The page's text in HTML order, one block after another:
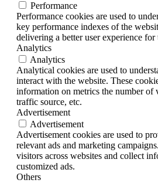
Performance
Performance cookies are used to
key performance indexes of the
delivering a better user experience for
Analytics
Analytics
Analytical cookies are used to
interact with the website. These
information on metrics the number of
traffic source, etc.
Advertisement
Advertisement
Advertisement cookies are used to
relevant ads and marketing
visitors across websites and collect
customized ads.
Others